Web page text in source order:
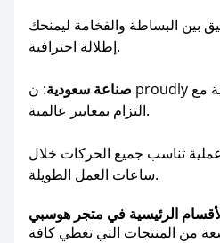
بين البساطة والفخامة ليمنحك
إطلالة احترافية.
صناعة سعودية: ن proudly ندعم الصناعة الوطنية مع
التزام بمعايير عالمية.
تناسب جميع الحركات خلال
ساعات العمل الطويلة.
الرئيسية في متجر هوسبي
من المنتجات التي تغطي كافة